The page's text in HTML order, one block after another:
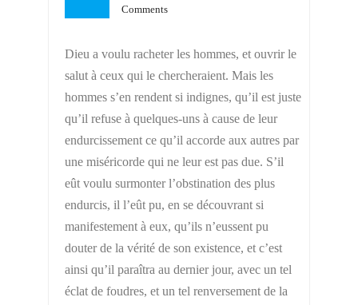
Comments
Dieu a voulu racheter les hommes, et ouvrir le
salut à ceux qui le chercheraient. Mais les
hommes s’en rendent si indignes, qu’il est juste
qu’il refuse à quelques-uns à cause de leur
endurcissement ce qu’il accorde aux autres par
une miséricorde qui ne leur est pas due. S’il
eût voulu surmonter l’obstination des plus
endurcis, il l’eût pu, en se découvrant si
manifestement à eux, qu’ils n’eussent pu
douterde la vérité de son existence, et c’est
ainsi qu’il paraîtra au dernier jour, avec un tel
éclat de foudres, et un tel renversement de la